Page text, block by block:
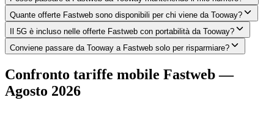
Quante offerte Fastweb sono disponibili per chi viene da Tooway?
Il 5G è incluso nelle offerte Fastweb con portabilità da Tooway?
Conviene passare da Tooway a Fastweb solo per risparmiare?
Confronto tariffe mobile Fastweb —
Agosto 2026